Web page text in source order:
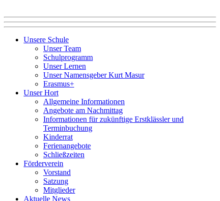
Unsere Schule
Unser Team
Schulprogramm
Unser Lernen
Unser Namensgeber Kurt Masur
Erasmus+
Unser Hort
Allgemeine Informationen
Angebote am Nachmittag
Informationen für zukünftige Erstklässler und
Terminbuchung
Kinderrat
Ferienangebote
Schließzeiten
Förderverein
Vorstand
Satzung
Mitglieder
Aktuelle News